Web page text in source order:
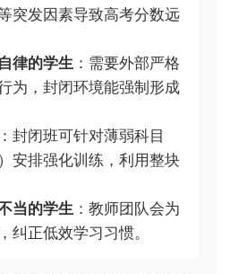
突发因素导致高考分数远
律的学生 ：需要外部严格
为，封闭环境能强制形成
：封闭班可针对薄弱科目
安排强化训练，利用整块
当的学生 ：教师团队会为
纠正低效学习习惯。